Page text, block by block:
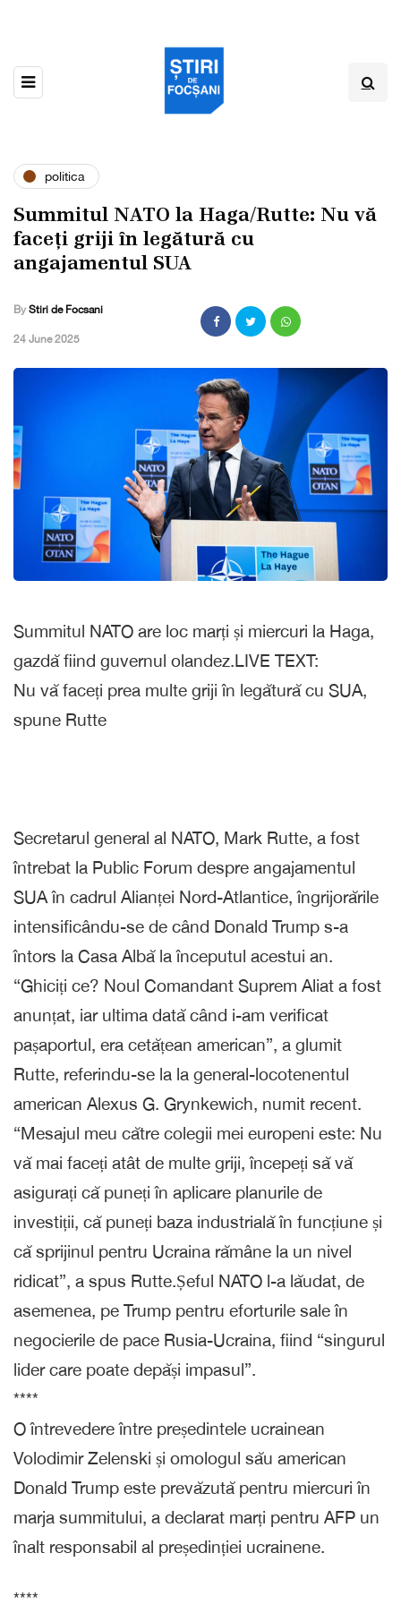
politica
Summitul NATO la Haga/Rutte: Nu vă
faceți griji în legătură cu
angajamentul SUA
By Stiri de Focsani
,24 June 2025
Summitul NATO are loc marți și miercuri la Haga,
gazdă fiind guvernul olandez.LIVE TEXT:
Nu vă faceți prea multe griji în legătură cu SUA,
spune Rutte
Secretarul general al NATO, Mark Rutte, a fost
întrebat la Public Forum despre angajamentul
SUA în cadrul Alianței Nord-Atlantice, îngrijorările
intensificându-se de când Donald Trump s-a
întors la Casa Albă la începutul acestui an.
“Ghiciți ce? Noul Comandant Suprem Aliat a fost
anunțat, iar ultima dată când i-am verificat
pașaportul, era cetățean american”, a glumit
Rutte, referindu-se la la general-locotenentul
american Alexus G. Grynkewich, numit recent.
“Mesajul meu către colegii mei europeni este: Nu
vă mai faceți atât de multe griji, începeți să vă
asigurați că puneți în aplicare planurile de
investiții, că puneți baza industrială în funcțiune și
că sprijinul pentru Ucraina rămâne la un nivel
ridicat”, a spus Rutte.Șeful NATO l-a lăudat, de
asemenea, pe Trump pentru eforturile sale în
negocierile de pace Rusia-Ucraina, fiind “singurul
lider care poate depăși impasul”.
****
O întrevedere între președintele ucrainean
Volodimir Zelenski și omologul său american
Donald Trump este prevăzută pentru miercuri în
marja summitului, a declarat marți pentru AFP un
înalt responsabil al președinției ucrainene.
****